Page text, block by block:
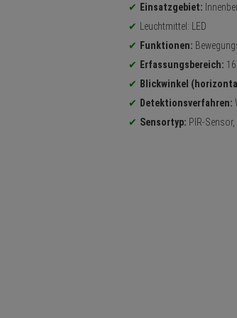
Einsatzgebiet:
Leuchtmittel: LED
Funktionen:
Erfassungsbereich:
Blickwinkel
Detektionsverfahren:
Sensortyp: PIR-Sensor,